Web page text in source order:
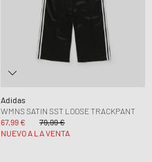
Adidas
WMNS SATIN SST LOOSE TRACKPANT
67,99 €
79,99 €
NUEVO A LA VENTA